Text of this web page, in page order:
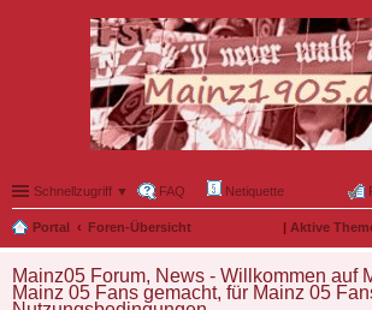
Schnellzugriff ▼ FAQ Netiquette
Portal Foren-Übersicht | Aktive
Mainz05 Forum, News - Willkommen auf
Mainz 05 Fans gemacht, für Mainz 05